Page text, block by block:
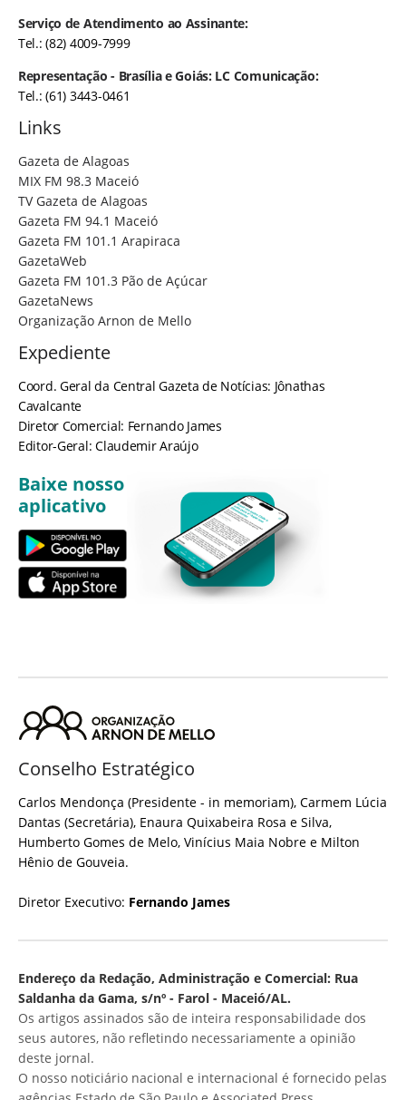
Serviço de Atendimento ao Assinante:
Tel.: (82) 4009-7999
Representação - Brasília e Goiás: LC Comunicação:
Tel.: (61) 3443-0461
Links
Gazeta de Alagoas
MIX FM 98.3 Maceió
TV Gazeta de Alagoas
Gazeta FM 94.1 Maceió
Gazeta FM 101.1 Arapiraca
GazetaWeb
Gazeta FM 101.3 Pão de Açúcar
GazetaNews
Organização Arnon de Mello
Expediente
Coord. Geral da Central Gazeta de Notícias: Jônathas
Cavalcante
Diretor Comercial: Fernando James
Editor-Geral: Claudemir Araújo
Baixe nosso
aplicativo
Conselho Estratégico
Carlos Mendonça (Presidente - in memoriam), Carmem Lúcia
Dantas (Secretária), Enaura Quixabeira Rosa e Silva,
Humberto Gomes de Melo, Vinícius Maia Nobre e Milton
Hênio de Gouveia.
Diretor Executivo: Fernando James
Endereço da Redação, Administração e Comercial: Rua
Saldanha da Gama, s/nº - Farol - Maceió/AL.
Os artigos assinados são de inteira responsabilidade dos
seus autores, não refletindo necessariamente a opinião
deste jornal.
O nosso noticiário nacional e internacional é fornecido pelas